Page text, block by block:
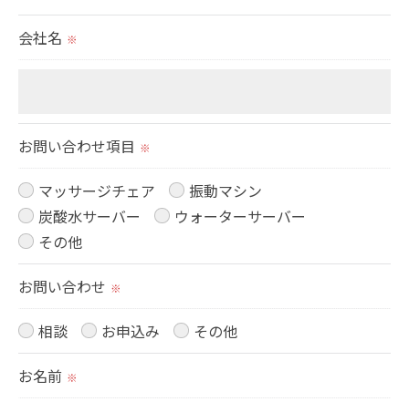
られた場合を除き、
取得した個人情報を第三者に提供することはいたし
当社では、利用目的の達成に必要な範囲において、
これらの委託先に対しては個人情報保護契約等の措
置をとり、適切な監督を行います。
＜個人情報の安全管理＞
当社では、個人情報の漏洩等がなされないよう、適
切に安全管理対策を実施します。
＜個人情報を与えなかった場合に生じる結果＞
会社名 ※
お問い合わせ項目 ※
マッサージチェア
振動マシン
炭酸水サーバー
ウォーターサーバー
その他
お問い合わせ ※
相談 お申込み その他
お名前 ※